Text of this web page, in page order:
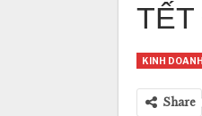
KINH DOANH
Share